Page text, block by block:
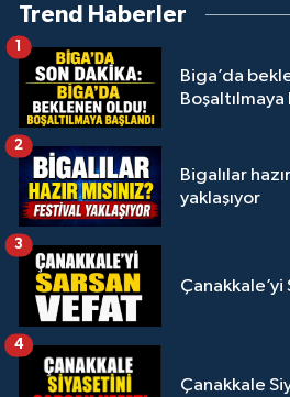
Trend Haberler
Biga’da
Boşaltılmaya
1
Bigalılar
yaklaşıyor
2
Çanakkale’yi
3
Çanakkale
4